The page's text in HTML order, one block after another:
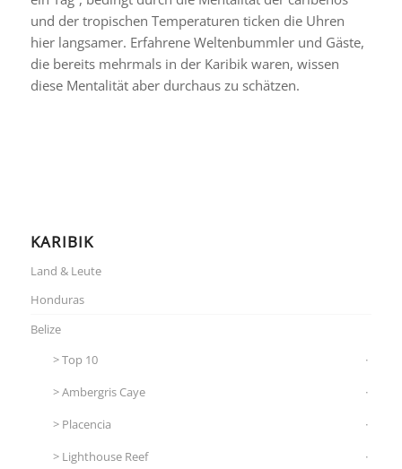
und der tropischen Temperaturen ticken die Uhren
hier langsamer. Erfahrene Weltenbummler und Gäste,
die bereits mehrmals in der Karibik waren, wissen
diese Mentalität aber durchaus zu schätzen.
KARIBIK
Land & Leute
Honduras
Belize
Top 10
Ambergris Caye
Placencia
Lighthouse Reef